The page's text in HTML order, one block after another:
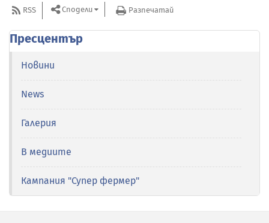
RSS Сподели Разпечатай
Пресцентър
Новини
News
Галерия
В медиите
Кампания "Супер фермер"